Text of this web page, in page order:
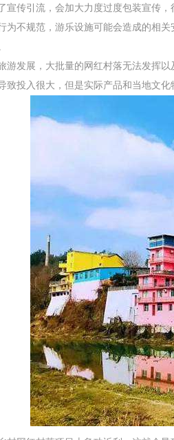
宣传引流，会加大力度过度包装宣传
为不规范，游乐设施可能会造成的相
游发展，大批量的网红村落无法发挥
致投入很大，但是实际产品和当地文化